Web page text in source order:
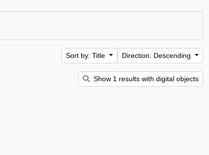
Sort by: Title Direction: Descending
Show 1 results with digital objects